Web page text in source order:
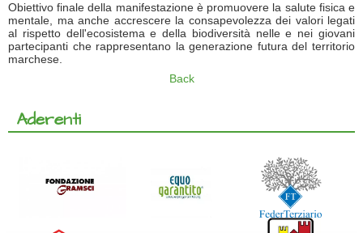
Obiettivo finale della manifestazione è promuovere la salute fisica e
mentale, ma anche accrescere la consapevolezza dei valori legati
al rispetto dell'ecosistema e della biodiversità nelle e nei giovani
partecipanti che rappresentano la generazione futura del territorio
marchese.
Back
Aderenti